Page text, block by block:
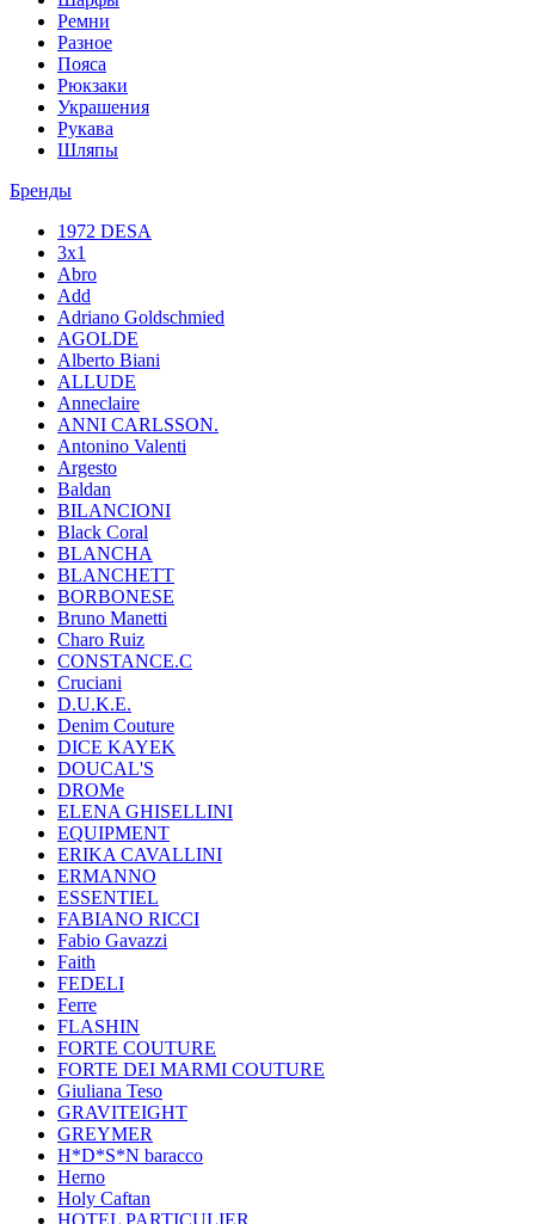
Ремни
Разное
Пояса
Рюкзаки
Украшения
Рукава
Шляпы
Бренды
1972 DESA
3x1
Abro
Add
Adriano Goldschmied
AGOLDE
Alberto Biani
ALLUDE
Anneclaire
ANNI CARLSSON.
Antonino Valenti
Argesto
Baldan
BILANCIONI
Black Coral
BLANCHA
BLANCHETT
BORBONESE
Bruno Manetti
Charo Ruiz
CONSTANCE.C
Cruciani
D.U.K.E.
Denim Couture
DICE KAYEK
DOUCAL'S
DROMe
ELENA GHISELLINI
EQUIPMENT
ERIKA CAVALLINI
ERMANNO
ESSENTIEL
FABIANO RICCI
Fabio Gavazzi
Faith
FEDELI
Ferre
FLASHIN
FORTE COUTURE
FORTE DEI MARMI COUTURE
Giuliana Teso
GRAVITEIGHT
GREYMER
H*D*S*N baracco
Herno
Holy Caftan
HOTEL PARTICULIER